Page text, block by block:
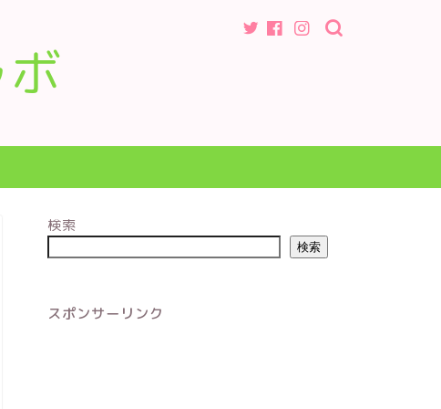
検索
検索
スポンサーリンク